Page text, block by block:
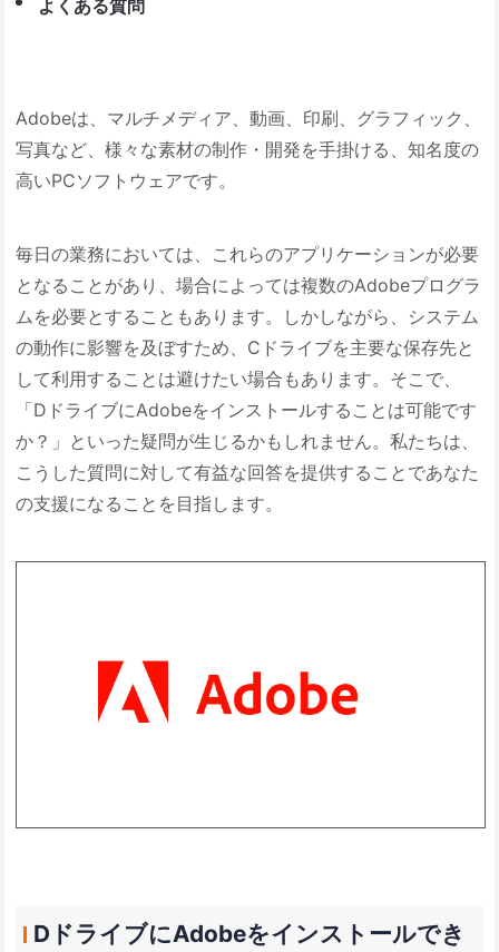
よくある質問
Adobeは、マルチメディア、動画、印刷、グラフィック、
写真など、様々な素材の制作・開発を手掛ける、知名度の
高いPCソフトウェアです。
毎日の業務においては、これらのアプリケーションが必要
となることがあり、場合によっては複数のAdobeプログラ
ムを必要とすることもあります。しかしながら、システム
の動作に影響を及ぼすため、Cドライブを主要な保存先と
して利用することは避けたい場合もあります。そこで、
「DドライブにAdobeをインストールすることは可能です
か？」といった疑問が生じるかもしれません。私たちは、
こうした質問に対して有益な回答を提供することであなた
の支援になることを目指します。
DドライブにAdobeをインストールでき